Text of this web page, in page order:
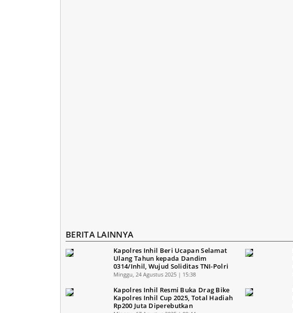
BERITA LAINNYA
Kapolres Inhil Beri Ucapan Selamat
Ulang Tahun kepada Dandim
0314/Inhil, Wujud Soliditas TNI-Polri
Minggu, 24 Agustus 2025 | 15:38
Kapolres Inhil Resmi Buka Drag Bike
Kapolres Inhil Cup 2025, Total Hadiah
Rp200 Juta Diperebutkan